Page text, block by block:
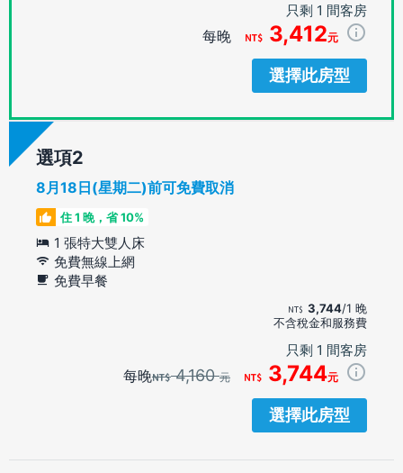
只剩 1 間客房
每晚 3,412元
選擇此房型
選項
8月18日(星期二)前可免費取消
住 1 晚，省 10%
1 張特大雙人床
免費無線上網
免費早餐
3,744/1 晚
不含稅金和服務費
只剩 1 間客房
每晚 4,160元 3,744元
選擇此房型